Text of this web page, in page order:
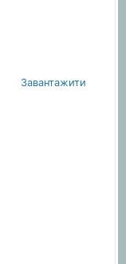
Завантажити